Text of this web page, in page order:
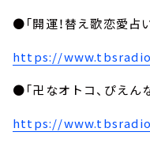
●「開運！替え歌恋愛占い
https://
●「卍なオトコ、ぴえん
https://